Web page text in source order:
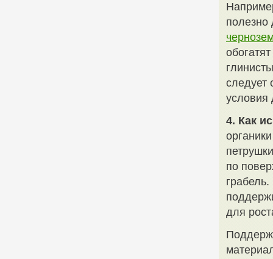
полезно
следует
условия
4. Как
по
для